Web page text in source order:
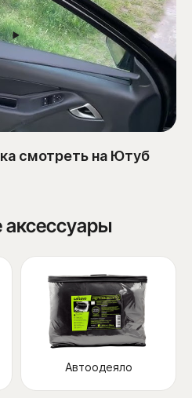
смотреть на Ютуб
Автоодеяло